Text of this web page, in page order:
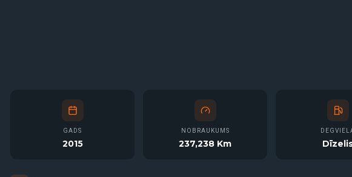
GADS
2015
NOBRAUKUMS
237,238 Km